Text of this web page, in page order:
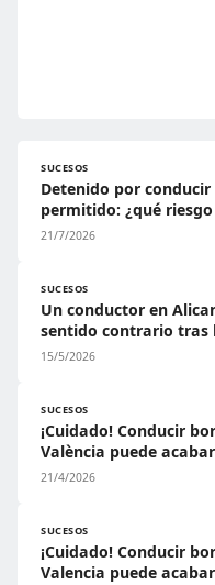
SUCESOS
Detenido por
permitido: ¿qué
21/7/2026
SUCESOS
Un conductor en
sentido contrario tras
15/5/2026
SUCESOS
¡Cuidado! Conducir
València puede
21/4/2026
SUCESOS
¡Cuidado! Conducir
Valencia puede